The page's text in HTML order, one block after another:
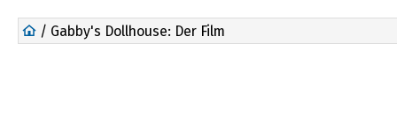
/ Gabby's Dollhouse: Der Film